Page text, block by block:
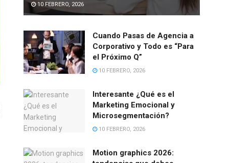
10 FEBRERO, 2026
Cuando Pasas de Agencia a
Corporativo y Todo es “Para
el Próximo Q”
10 FEBRERO, 2026
Interesante ¿Qué es el
Marketing Emocional y
Microsegmentación?
10 FEBRERO, 2026
Motion graphics 2026: